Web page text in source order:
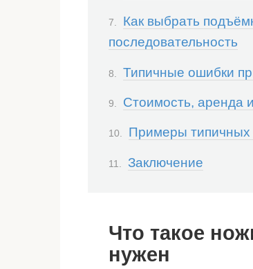
Как выбрать
последовательность
Типичные ошибки
Стоимость, аренда
Примеры типичных
Заключение
Что такое
нужен